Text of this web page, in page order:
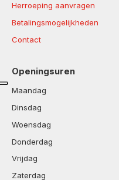
Herroeping aanvragen
Betalingsmogelijkheden
Contact
Openingsuren
Maandag
Dinsdag
Woensdag
Donderdag
Vrijdag
Zaterdag